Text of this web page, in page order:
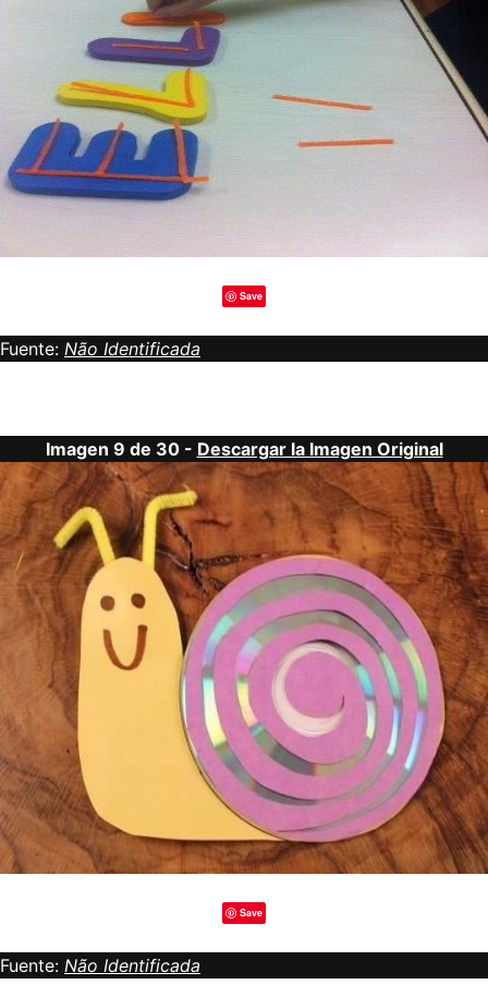
Save
Fuente: Não Identificada
Imagen 9 de 30 - Descargar la Imagen Original
Save
Fuente: Não Identificada